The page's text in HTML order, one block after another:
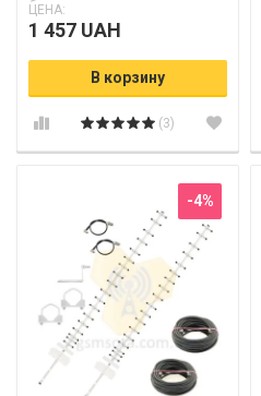
ЦЕНА:
1 457 UAH
В корзину
(3)
-4%